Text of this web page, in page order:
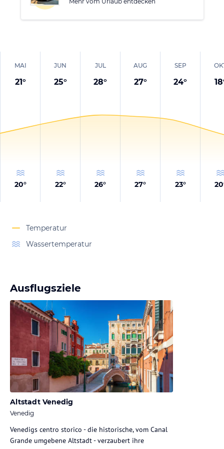
MAI
21°
20°
JUN
25°
22°
JUL
28°
26°
AUG
27°
27°
SEP
24°
23°
18
20
Temperatur
Wassertemperatur
Ausflugsziele
Altstadt Venedig
Venedig
Venedigs centro storico - die historische, vom Canal
Grande umgebene Altstadt - verzaubert ihre